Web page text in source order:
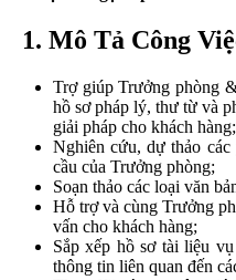
1. Mô Tả Công
Trợ giúp Trưởng phòng
hồ sơ pháp lý, thư từ và
giải pháp cho khách hàng;
Nghiên cứu, dự thảo
cầu của Trưởng phòng;
Soạn thảo các loại văn
Hỗ trợ và cùng Trưởng
vấn cho khách hàng;
Sắp xếp hồ sơ tài liệu
thông tin liên quan đến